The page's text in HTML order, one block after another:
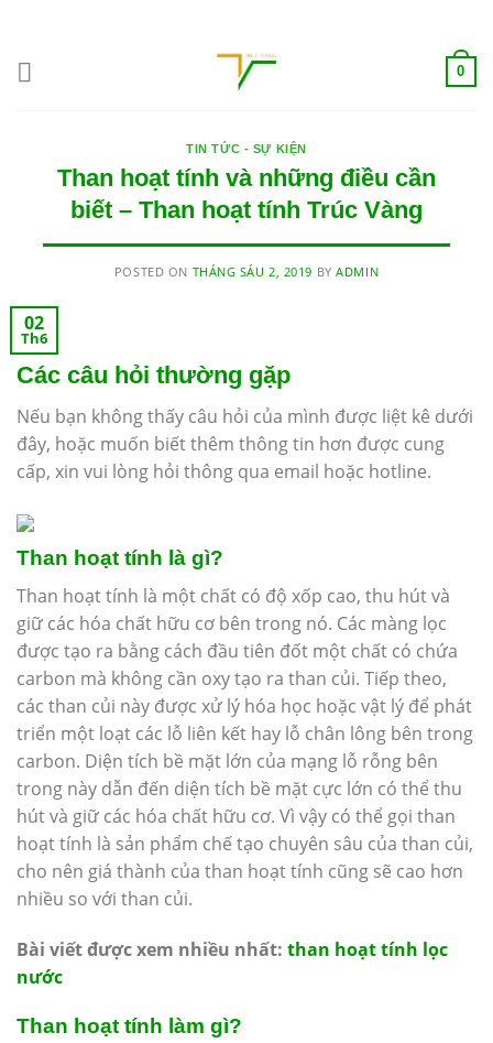
content
0
TIN TỨC - SỰ KIỆN
Than hoạt tính và những điều cần
biết – Than hoạt tính Trúc Vàng
POSTED ON THÁNG SÁU 2, 2019 BYADMIN
02
Th6
Các câu hỏi thường gặp
Nếu bạn không thấy câu hỏi của mình được liệt kê dưới
đây, hoặc muốn biết thêm thông tin hơn được cung
cấp, xin vui lòng hỏi thông qua email hoặc hotline.
Than hoạt tính là gì?
Than hoạt tính là một chất có độ xốp cao, thu hút và
giữ các hóa chất hữu cơ bên trong nó. Các màng lọc
được tạo ra bằng cách đầu tiên đốt một chất có chứa
carbon mà không cần oxy tạo ra than củi. Tiếp theo,
các than củi này được xử lý hóa học hoặc vật lý để phát
triển một loạt các lỗ liên kết hay lỗ chân lông bên trong
carbon. Diện tích bề mặt lớn của mạng lỗ rỗng bên
trong này dẫn đến diện tích bề mặt cực lớn có thể thu
hút và giữ các hóa chất hữu cơ. Vì vậy có thể gọi than
hoạt tính là sản phẩm chế tạo chuyên sâu của than củi,
cho nên giá thành của than hoạt tính cũng sẽ cao hơn
nhiều so với than củi.
Bài viết được xem nhiều nhất: than hoạt tính lọc
nước
Than hoạt tính làm gì?